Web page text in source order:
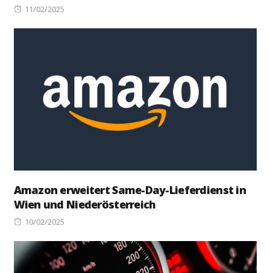
Posted
11/02/2025
Amazon erweitert Same-Day-Lieferdienst in
Wien und Niederösterreich
Posted
10/02/2025